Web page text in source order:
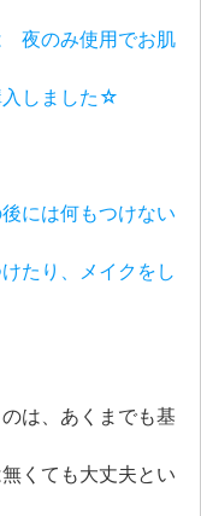
夜のみ使用でお肌
しました☆
には何もつけない
たり、メイクをし
は、あくまでも基
くても大丈夫とい